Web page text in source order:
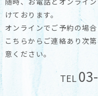
けております。
オンラインでご予約の場
こちらからご連絡あり次
意ください。
TEL